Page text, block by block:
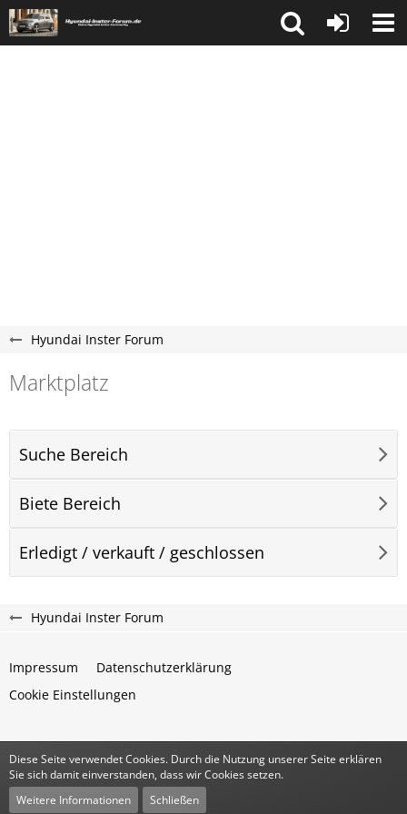
Hyundai Inster Forum
Marktplatz
Suche Bereich
Biete Bereich
Erledigt / verkauft / geschlossen
Hyundai Inster Forum
Impressum
Datenschutzerklärung
Cookie Einstellungen
Community-Software:WoltLab Suite™
Stil:Classicvon
Diese Seite verwendet Cookies. Durch die Nutzung unserer Seite erklären
Sie sich damit einverstanden, dass wir Cookies setzen.
Weitere Informationen
Schließen